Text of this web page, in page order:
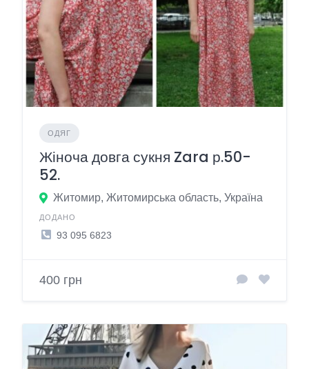
ОДЯГ
Жіноча довга сукня Zara р.50-
52.
Житомир, Житомирська область, Україна
ДОДАНО
93 095 6823
400 грн